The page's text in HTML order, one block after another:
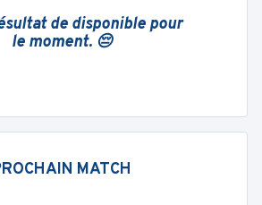
de disponible pour
le moment. 😔
MATCH